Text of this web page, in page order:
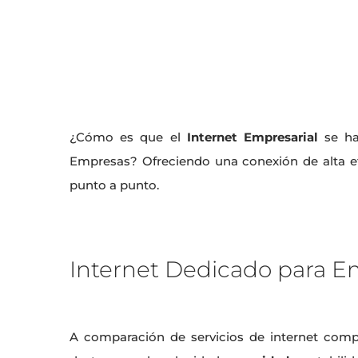
¿Cómo es que el Internet Empresarial se
Empresas? Ofreciendo una conexión de alta
punto a punto.
Internet Dedicado para
A comparación de servicios de internet